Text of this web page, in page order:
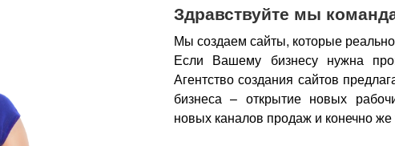
Здравствуйте мы
Мы создаем сайты, которые
Если Вашему бизнесу нужна
Агентство создания сайтов
бизнеса – открытие новых
новых каналов продаж и конечно